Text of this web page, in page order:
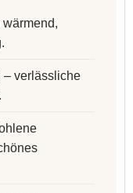
– verlässliche